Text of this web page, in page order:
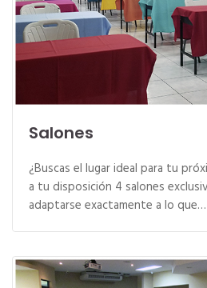
Salones
¿Buscas el lugar ideal para tu
a tu disposición 4 salones
adaptarse exactamente a lo que…